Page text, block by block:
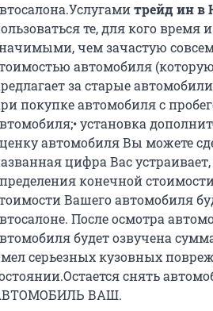
трейд ин в
те, для кого
чем зачастую
автомобиля
за старые автомобили
покупке автомобиля с
установка
автомобиля Вы можете
цифра Вас
конечной
Вашего автомобиля
После осмотра
будет озвучена
серьезных кузовных
снять
ВАШ.